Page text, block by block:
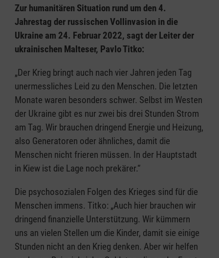
Zur humanitären Situation rund um den 4.
Jahrestag der russischen Vollinvasion in die
Ukraine am 24. Februar 2022, sagt der Leiter der
ukrainischen Malteser, Pavlo Titko:
„Der Krieg bringt auch nach vier Jahren jeden Tag
unermessliches Leid zu den Menschen. Die letzten
Monate waren besonders schwer. Selbst im Westen
der Ukraine gibt es nur zwei bis drei Stunden Strom
am Tag. Wir brauchen dringend Energie und Heizung,
also Generatoren oder ähnliches, damit die
Menschen nicht frieren müssen. In der Hauptstadt
in Kiew ist die Lage noch prekärer.“
Die psychosozialen Folgen des Krieges sind für die
Menschen immens. Titko: „Auch hier brauchen wir
dringend finanzielle Unterstützung. Wir kümmern
uns an vielen Stellen um die Kinder, damit sie einige
Stunden nicht an den Krieg denken. Aber wir helfen